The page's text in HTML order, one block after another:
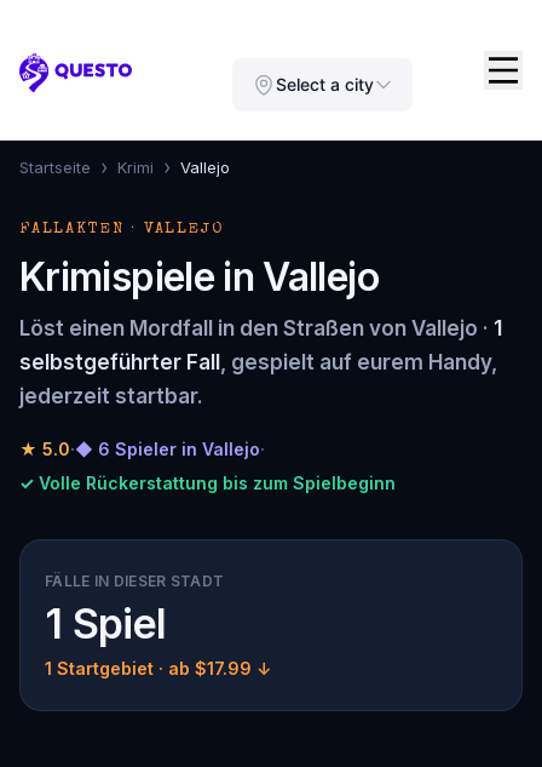
Questo Select a city
Startseite › Krimi › Vallejo
FALLAKTEN · VALLEJO
Krimispiele in Vallejo
Löst einen Mordfall in den Straßen von Vallejo · 1
selbstgeführter Fall , gespielt auf eurem Handy,
jederzeit startbar.
★ 5.0·◆ 6 Spieler in Vallejo·
✓ Volle Rückerstattung bis zum Spielbeginn
FÄLLE IN DIESER STADT
1 Spiel
1 Startgebiet · ab $17.99 ↓